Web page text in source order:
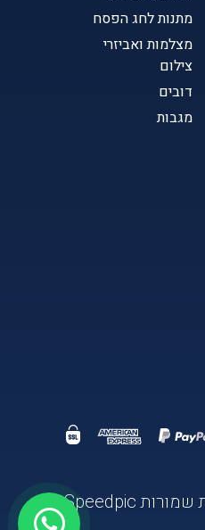
מתנות לחג הפסח
מצלמות ואביזרי
צילום
דובים
מגבות